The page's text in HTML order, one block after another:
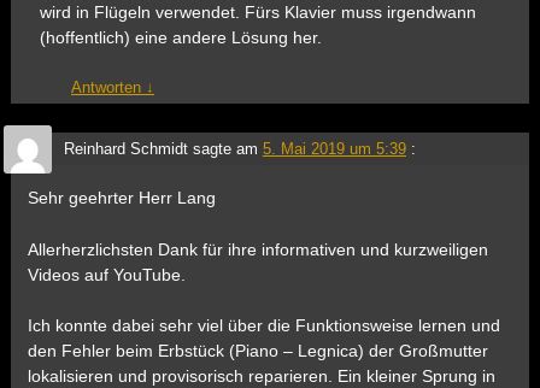
wird in Flügeln verwendet. Fürs Klavier muss irgendwann
(hoffentlich) eine andere Lösung her.
Antworten ↓
Reinhard Schmidtsagte am 5. Mai 2019 um 5:39 :
Sehr geehrter Herr Lang
Allerherzlichsten Dank für ihre informativen und kurzweiligen
Videos auf YouTube.
Ich konnte dabei sehr viel über die Funktionsweise lernen und
den Fehler beim Erbstück (Piano – Legnica) der Großmutter
lokalisieren und provisorisch reparieren. Ein kleiner Sprung in